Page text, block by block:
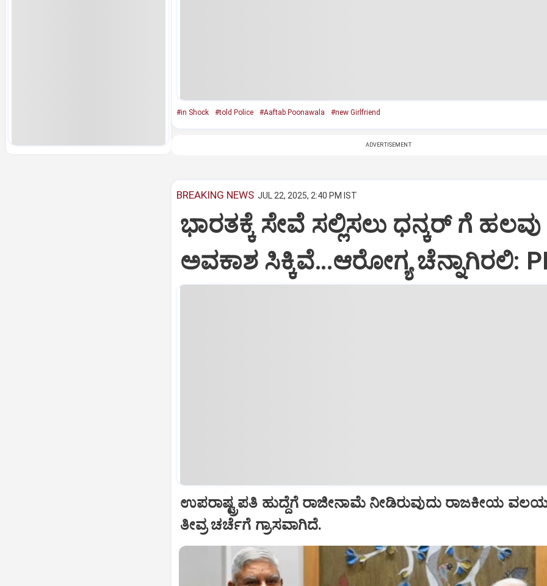
#in Shock #told Police #Aaftab Poonawala #new Girlfriend
ADVERTISEMENT
BREAKING NEWS JUL 22, 2025, 2:40 PM IST
ಭಾರತಕ್ಕೆ ಸೇವೆ ಸಲ್ಲಿಸಲು ಧನ್ಕರ್‌ ಗೆ ಹಲವು
ಅವಕಾಶ ಸಿಕ್ಕಿವೆ…ಆರೋಗ್ಯ ಚೆನ್ನಾಗಿರಲಿ:
ಉಪರಾಷ್ಟ್ರಪತಿ ಹುದ್ದೆಗೆ ರಾಜೀನಾಮೆ ನೀಡಿರುವುದು ರಾಜಕೀಯ
ತೀವ್ರ ಚರ್ಚೆಗೆ ಗ್ರಾಸವಾಗಿದೆ.